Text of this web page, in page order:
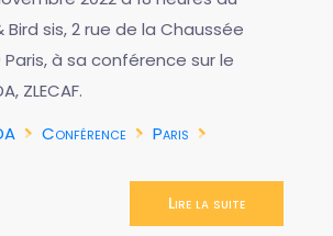
sis, 2 rue de la Chaussée
à sa conférence sur le
ZLECAF.
Conférence
Paris
Lire la suite